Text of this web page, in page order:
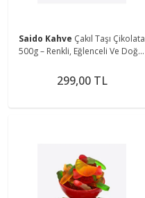
Saido Kahve Çakıl Taşı Çikolata
500g – Renkli, Eğlenceli Ve Doğal
299,00 TL